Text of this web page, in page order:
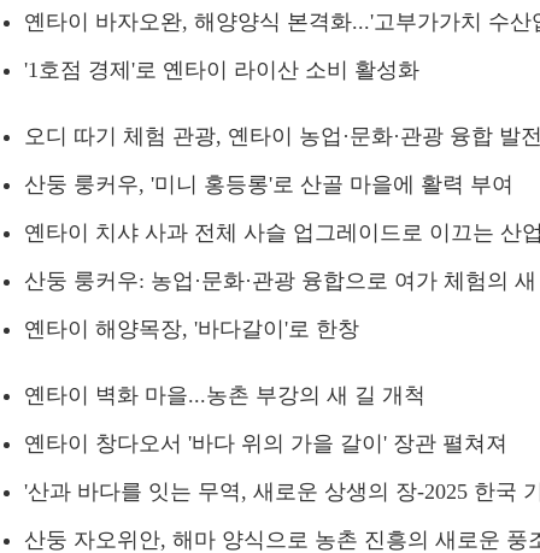
옌타이 바자오완, 해양양식 본격화...'고부가가치 수산
'1호점 경제'로 옌타이 라이산 소비 활성화
오디 따기 체험 관광, 옌타이 농업·문화·관광 융합 발
산둥 룽커우, '미니 홍등롱'로 산골 마을에 활력 부여
옌타이 치샤 사과 전체 사슬 업그레이드로 이끄는 산
산둥 룽커우: 농업·문화·관광 융합으로 여가 체험의
옌타이 해양목장, '바다갈이'로 한창
옌타이 벽화 마을...농촌 부강의 새 길 개척
옌타이 창다오서 '바다 위의 가을 갈이' 장관 펼쳐져
'산과 바다를 잇는 무역, 새로운 상생의 장-2025 한국
산둥 자오위안, 해마 양식으로 농촌 진흥의 새로운 풍